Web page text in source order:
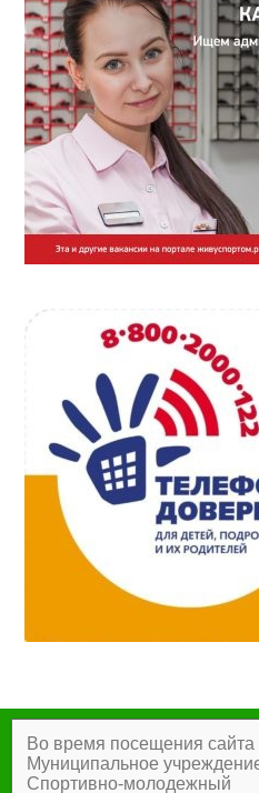
Главная Мероприятия
Документы
Во время посещения сайта
Муниципальное
Спортивно-молодежный